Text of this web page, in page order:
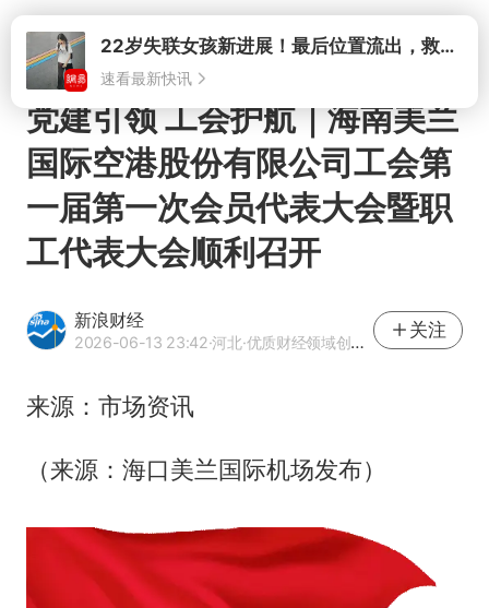
打开22岁失联女孩新进展！最后位置流出，救援队再曝两大噩耗母亲崩溃
速看最新快讯
党建引领 工会护航｜海南美兰
国际空港股份有限公司工会第
一届第一次会员代表大会暨职
工代表大会顺利召开
新浪财经
2026-06-13 23:42·河北·优质财经领域创作者
关注
来源：市场资讯
（来源：海口美兰国际机场发布）